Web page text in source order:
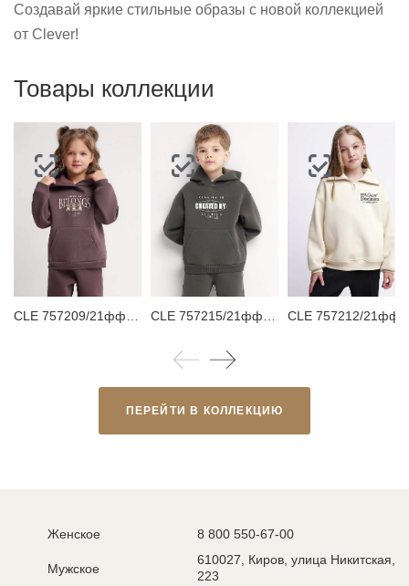
Создавай яркие стильные образы с новой коллекцией
от Clever!
Товары коллекции
ПЕРЕЙТИ В КОЛЛЕКЦИЮ
Женское
Мужское
8 800 550-67-00
610027, Киров, улица Никитская,
223